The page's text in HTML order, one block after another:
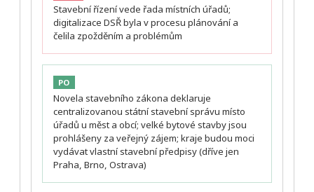
Stavební řízení vede řada místních úřadů;
digitalizace DSŘ byla v procesu plánování a
čelila zpožděním a problémům
PO
Novela stavebního zákona deklaruje
centralizovanou státní stavební správu místo
úřadů u měst a obcí; velké bytové stavby jsou
prohlášeny za veřejný zájem; kraje budou moci
vydávat vlastní stavební předpisy (dříve jen
Praha, Brno, Ostrava)